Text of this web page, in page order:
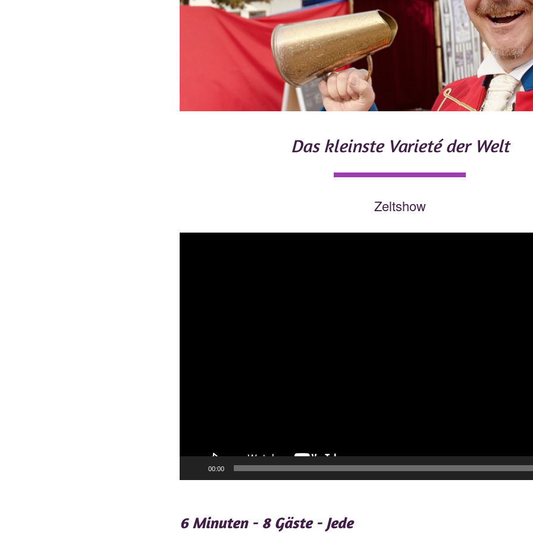
Das kleinste Varieté der Welt
Zeltshow
00:00
6 Minuten - 8 Gäste - Jede